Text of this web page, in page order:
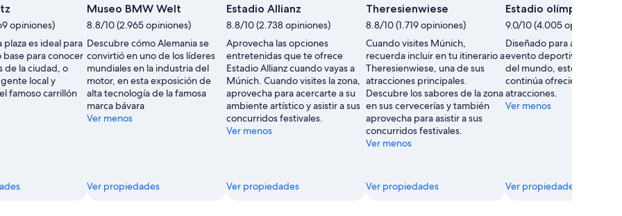
opiniones)
plaza es ideal para
base para conocer
de la ciudad, o
local y
famoso carrillón
de
uso
libre
tomada
por
BMW
AG
Museo BMW Welt
8.8/10 (2.965 opiniones)
Descubre cómo Alemania se
convirtió en uno de los líderes
mundiales en la industria del
motor, en esta exposición de
alta tecnología de la famosa
marca bávara
Ver menos
Ver propiedades
Estadio Allianz
8.8/10 (2.738 opiniones)
Aprovecha las opciones
entretenidas que te ofrece
Estadio Allianz cuando vayas a
Múnich. Cuando visites la zona,
aprovecha para acercarte a su
ambiente artístico y asistir a sus
concurridos festivales.
Ver menos
Ver propiedades
Theresienwiese
8.8/10 (1.719 opiniones)
Cuando visites Múnich,
recuerda incluir en tu itinerario a
Theresienwiese, una de sus
atracciones principales.
Descubre los sabores de la zona
en sus cervecerías y también
aprovecha para asistir a sus
concurridos festivales.
Ver menos
Ver propiedades
Estadio olímpico
9.0/10 (4.005 opiniones)
Diseñado para albergar al
evento deportivo más
del mundo, este parque
continúa ofreciendo un
atracciones.
Ver menos
Ver propiedades